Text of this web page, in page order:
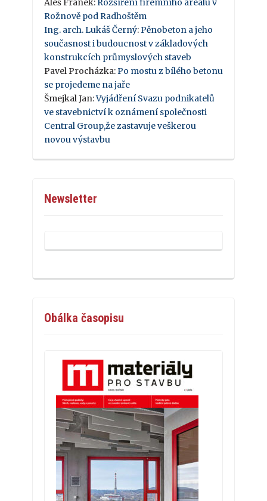
Rožnově pod Radhoštěm
Ing. arch. Lukáš Černý: Pěnobeton a jeho
současnost i budoucnost v základových
konstrukcích průmyslových staveb
Pavel Procházka: Po mostu z bílého betonu
se projedeme na jaře
Šmejkal Jan:Vyjádření Svazu podnikatelů
ve stavebnictví k oznámení společnosti
Central Group,že zastavuje veškerou
novou výstavbu
Newsletter
Obálka časopisu